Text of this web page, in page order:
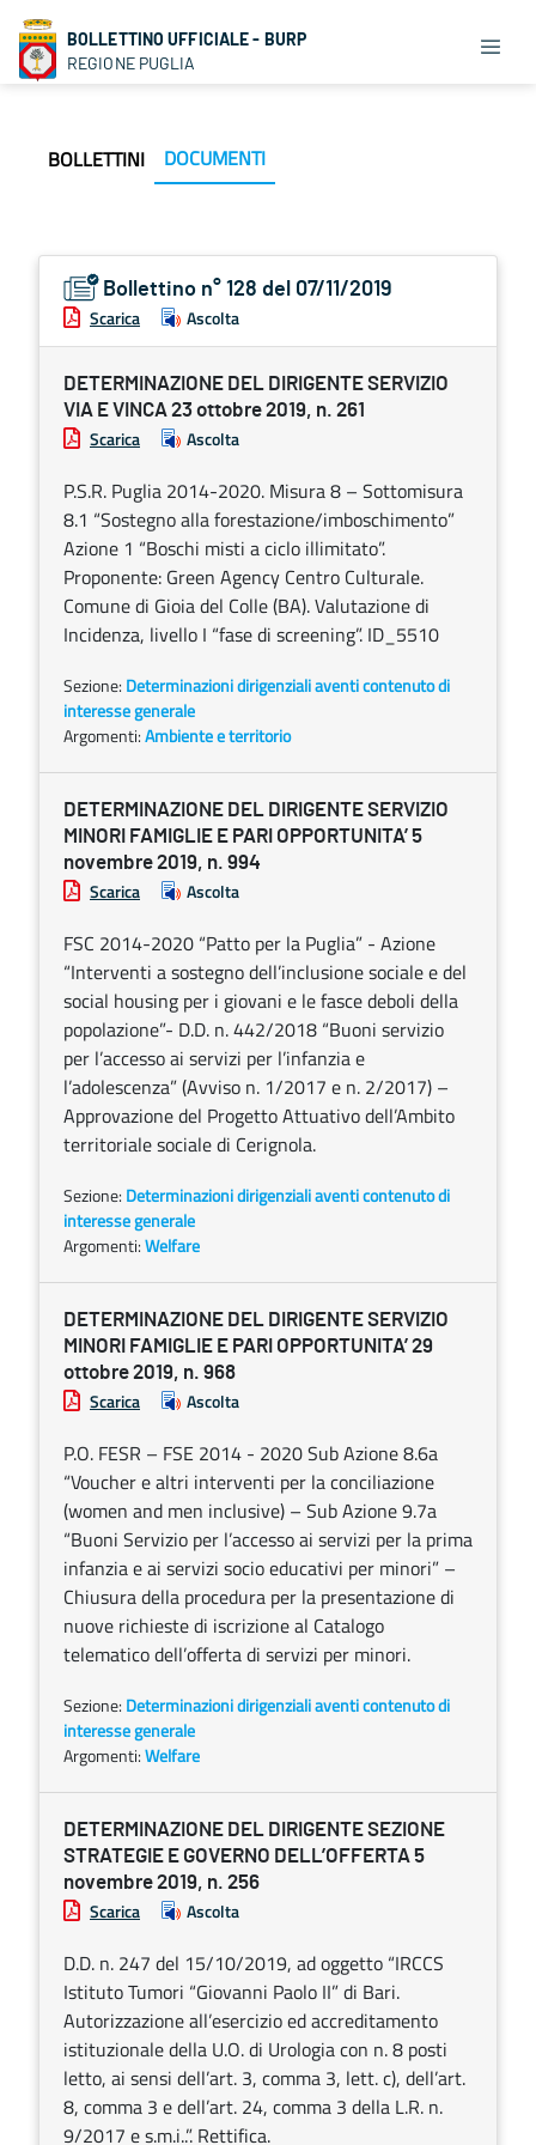
BOLLETTINO UFFICIALE - BURP
REGIONE PUGLIA
BOLLETTINI DOCUMENTI
Bollettino n° 128 del 07/11/2019
Scarica Ascolta
DETERMINAZIONE DEL DIRIGENTE SERVIZIO
VIA E VINCA 23 ottobre 2019, n. 261
Scarica Ascolta
P.S.R. Puglia 2014-2020. Misura 8 – Sottomisura
8.1 “Sostegno alla forestazione/imboschimento”
Azione 1 “Boschi misti a ciclo illimitato”.
Proponente: Green Agency Centro Culturale.
Comune di Gioia del Colle (BA). Valutazione di
Incidenza, livello I “fase di screening”. ID_5510
Sezione: Determinazioni dirigenziali aventi contenuto di
interesse generale
Argomenti:Ambiente e territorio
DETERMINAZIONE DEL DIRIGENTE SERVIZIO
MINORI FAMIGLIE E PARI OPPORTUNITA’ 5
novembre 2019, n. 994
Scarica Ascolta
FSC 2014-2020 “Patto per la Puglia” - Azione
“Interventi a sostegno dell’inclusione sociale e del
social housing per i giovani e le fasce deboli della
popolazione”- D.D. n. 442/2018 “Buoni servizio
per l’accesso ai servizi per l’infanzia e
l’adolescenza” (Avviso n. 1/2017 e n. 2/2017) –
Approvazione del Progetto Attuativo dell’Ambito
territoriale sociale di Cerignola.
Sezione: Determinazioni dirigenziali aventi contenuto di
interesse generale
Argomenti:Welfare
DETERMINAZIONE DEL DIRIGENTE SERVIZIO
MINORI FAMIGLIE E PARI OPPORTUNITA’ 29
ottobre 2019, n. 968
Scarica Ascolta
P.O. FESR – FSE 2014 - 2020 Sub Azione 8.6a
“Voucher e altri interventi per la conciliazione
(women and men inclusive) – Sub Azione 9.7a
“Buoni Servizio per l’accesso ai servizi per la prima
infanzia e ai servizi socio educativi per minori” –
Chiusura della procedura per la presentazione di
nuove richieste di iscrizione al Catalogo
telematico dell’offerta di servizi per minori.
Sezione: Determinazioni dirigenziali aventi contenuto di
interesse generale
Argomenti:Welfare
DETERMINAZIONE DEL DIRIGENTE SEZIONE
STRATEGIE E GOVERNO DELL’OFFERTA 5
novembre 2019, n. 256
Scarica Ascolta
D.D. n. 247 del 15/10/2019, ad oggetto “IRCCS
Istituto Tumori “Giovanni Paolo II” di Bari.
Autorizzazione all’esercizio ed accreditamento
istituzionale della U.O. di Urologia con n. 8 posti
letto, ai sensi dell’art. 3, comma 3, lett. c), dell’art.
8, comma 3 e dell’art. 24, comma 3 della L.R. n.
9/2017 e s.m.i..”. Rettifica.